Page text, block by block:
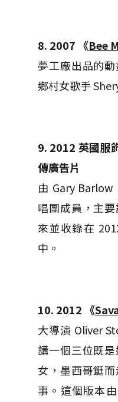
8. 2007 《Bee
夢工廠出品的
鄉村女歌手
9. 2012 英國服
傳廣告片
由 Gary
唱團成員，主
來並收錄在
中。
10. 2012 《
大導演 Oliver
講一個三位既
女，墨西哥鋌
事。這個版本